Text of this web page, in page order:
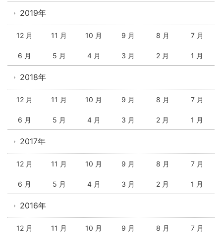
2019年
12 月 11 月 10 月 9 月 8 月 7 月
6 月 5 月 4 月 3 月 2 月 1 月
2018年
12 月 11 月 10 月 9 月 8 月 7 月
6 月 5 月 4 月 3 月 2 月 1 月
2017年
12 月 11 月 10 月 9 月 8 月 7 月
6 月 5 月 4 月 3 月 2 月 1 月
2016年
12 月 11 月 10 月 9 月 8 月 7 月